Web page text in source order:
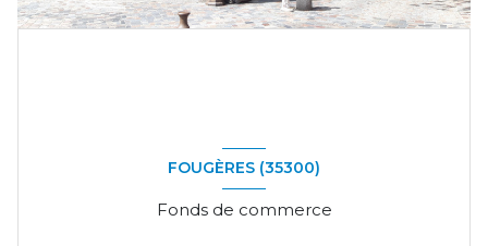
FOUGÈRES (35300)
Fonds de commerce